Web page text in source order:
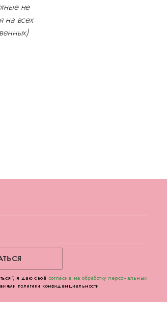
не
на всех
я даю своё согласие на обработку персональных
политики конфиденциальности